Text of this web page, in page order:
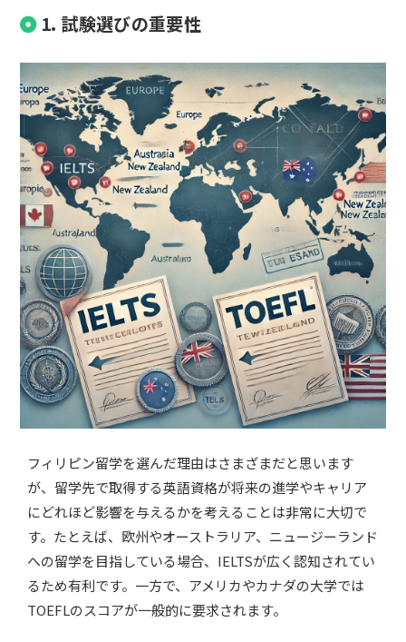
1. 試験選びの重要性
フィリピン留学を選んだ理由はさまざまだと思います
が、留学先で取得する英語資格が将来の進学やキャリア
にどれほど影響を与えるかを考えることは非常に大切で
す。たとえば、欧州やオーストラリア、ニュージーランド
への留学を目指している場合、IELTSが広く認知されてい
るため有利です。一方で、アメリカやカナダの大学では
TOEFLのスコアが一般的に要求されます。